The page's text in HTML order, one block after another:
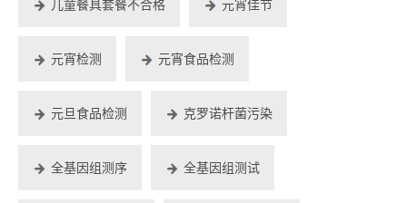
儿童餐具套餐不合格 元宵佳节
元宵检测 元宵食品检测
元旦食品检测 克罗诺杆菌污染
全基因组测序 全基因组测试